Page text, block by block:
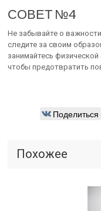
СОВЕТ №4
Не забывайте о
следите за своим
занимайтесь
чтобы предотвратить
Поделиться
Похожее